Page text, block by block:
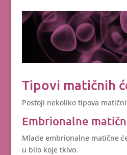
Tipovi matičnih
Postoji nekoliko tipova
Embrionalne
Mlade embrionalne matične
u bilo koje tkivo.